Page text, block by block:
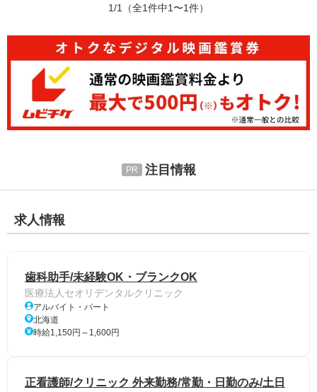
1/1 （全1件中1〜1件）
注目情報
求人情報
歯科助手/未経験OK・ブランクOK
医療法人セオリデンタルクリニック
アルバイト・パート
北海道
時給1,150円～1,600円
正看護師/クリニック 外来勤務/常勤・日勤のみ/土日